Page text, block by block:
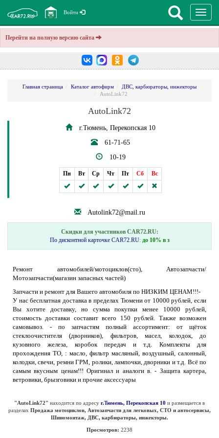
Перейти на полную версию сайта
Войти
Главная страница Каталог автофирм
ДВС, карбюраторы, инжекторы
АutoLink72
АutoLink72
г.Тюмень, Перекопская 10
61-71-65
10-19
Пн Вт Ср Чт Пт Сб Вс
Autolink72@mail.ru
Скидки для участников CAR72.RU:
По дисконтной карточке CAR72.RU: до 10% в з
Ремонт автомобилей/мотоциклов(сто), Автозапчасти/
Мотозапчасти(магазин запасных частей)
Запчасти и ремонт для Вашего автомобиля по НИЗКИМ ЦЕНАМ!!!-
У нас бесплатная доставка в пределах Тюмени от 10000 рублей, если
Вы хотите доставку, но сумма покупки менее 10000 рублей,
стоимость доставки составит всего 150 рублей. Также возможен
самовывоз. - по запчастям полный ассортимент: от щёток
стеклоочистителя (дворников), фильтров, масел, колодок, до
кузовного железа, коробок передач и т.д. Комплекты для
прохождения ТО, : масло, фильтр масляный, воздушный, салонный,
колодки, свечи, ремни ГРМ, ролики, лампочки, дворники и т.д. Всё по
самым вкусным ценам!!! Оригинал и аналоги в. - Защита картера,
ветровики, брызговики и прочие аксессуары
"АutoLink72" находится по адресу г.Тюмень, Перекопская 10 и размещается в
разделах Продажа мотоциклов, Автозапчасти для легковых, СТО и автосервисы,
Шиномонтаж, ДВС, карбюраторы, инжекторы.
Просмотров: 2238